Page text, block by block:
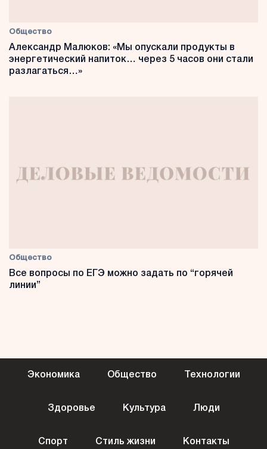
Общество
Александр Малюков: «Мы опускали продукты в
энергетический напиток… через 5 часов они стали
разлагаться…»
Общество
Все вопросы по ЕГЭ можно задать по “горячей
линии”
Экономика Общество Технологии
Здоровье Культура Люди
Спорт Стиль жизни Контакты